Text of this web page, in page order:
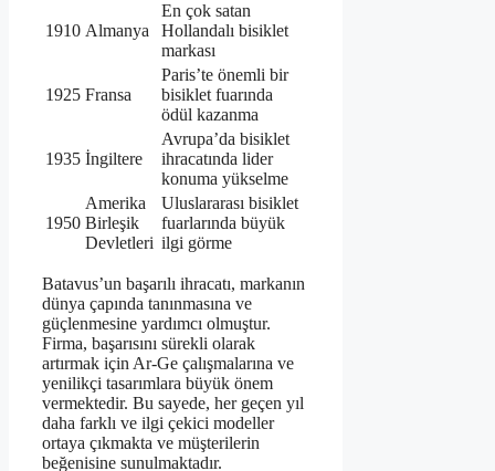
1910 Almanya
En çok satan
Hollandalı bisiklet
markası
1925 Fransa
Paris’te önemli bir
bisiklet fuarında
ödül kazanma
1935 İngiltere
Avrupa’da bisiklet
ihracatında lider
konuma yükselme
1950
Amerika
Birleşik
Devletleri
Uluslararası bisiklet
fuarlarında büyük
ilgi görme
Batavus’un başarılı ihracatı, markanın
dünya çapında tanınmasına ve
güçlenmesine yardımcı olmuştur.
Firma, başarısını sürekli olarak
artırmak için Ar-Ge çalışmalarına ve
yenilikçi tasarımlara büyük önem
vermektedir. Bu sayede, her geçen yıl
daha farklı ve ilgi çekici modeller
ortaya çıkmakta ve müşterilerin
beğenisine sunulmaktadır.